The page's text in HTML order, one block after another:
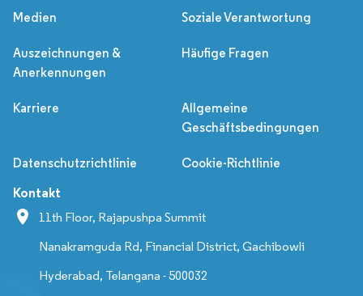
Medien Soziale Verantwortung
Auszeichnungen &
Anerkennungen
Häufige Fragen
Karriere
Allgemeine
Geschäftsbedingungen
Datenschutzrichtlinie Cookie-Richtlinie
Kontakt
11th Floor, Rajapushpa Summit
Nanakramguda Rd, Financial District, Gachibowli
Hyderabad, Telangana - 500032